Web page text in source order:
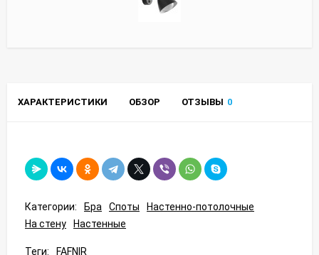
ХАРАКТЕРИСТИКИ ОБЗОР ОТЗЫВЫ 0
Категории: Бра Споты
Настенно-потолочные
На стену
Настенные
Теги: FAFNIR